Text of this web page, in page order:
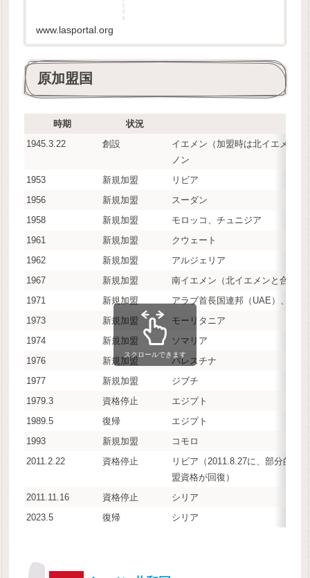
www.lasportal.org
原加盟国
時期
状況
1945.3.22
創設
イエメン（加盟時は北イエメン
ノン
1953
新規加盟
リビア
1956
新規加盟
スーダン
1958
新規加盟
モロッコ、チュニジア
1961
新規加盟
クウェート
1962
新規加盟
アルジェリア
1967
新規加盟
南イエメン（北イエメンと合併に
1971
新規加盟
アラブ首長国連邦（UAE）、バ
1973
新規加盟
モーリタニア
1974
新規加盟
ソマリア
1976
新規加盟
パレスチナ
1977
新規加盟
ジブチ
1979.3
資格停止
エジプト
1989.5
復帰
エジプト
1993
新規加盟
コモロ
2011.2.22
資格停止
リビア（2011.8.27に、部分的に
盟資格が回復）
2011.11.16
資格停止
シリア
2023.5
復帰 シリア
スクロールできます